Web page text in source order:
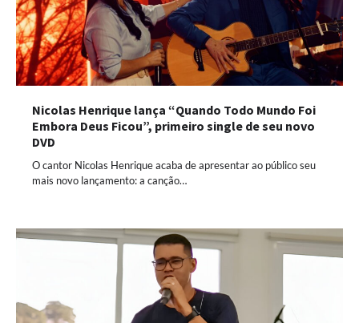
Nicolas Henrique lança “Quando Todo Mundo Foi
Embora Deus Ficou”, primeiro single de seu novo
DVD
O cantor Nicolas Henrique acaba de apresentar ao público seu
mais novo lançamento: a canção…